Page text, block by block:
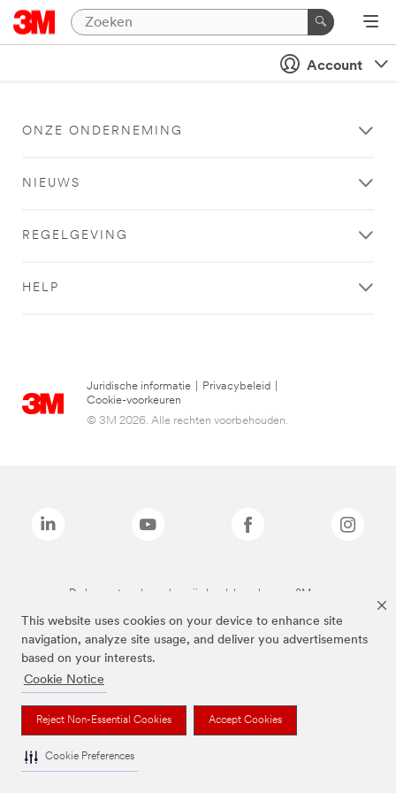
This website uses cookies on your device to enhance site
navigation, analyze site usage, and deliver you advertisements
based on your interests.
Cookie Notice
Reject Non-Essential Cookies Accept Cookies
Cookie Preferences
Account
ONZE ONDERNEMING
NIEUWS
REGELGEVING
HELP
Juridische informatie Privacybeleid
Cookie-voorkeuren
© 3M 2026. Alle rechten voorbehouden.
De bovenstaande merken zijn handelsmerken van 3M.we